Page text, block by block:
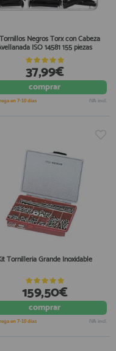
Negros Torx con Cabeza
ISO 14581 155 piezas
37,99€
comprar
en 7-10 días IVA incl.
Tornilleria Grande Inoxidable
159,50€
comprar
en 7-10 días IVA incl.